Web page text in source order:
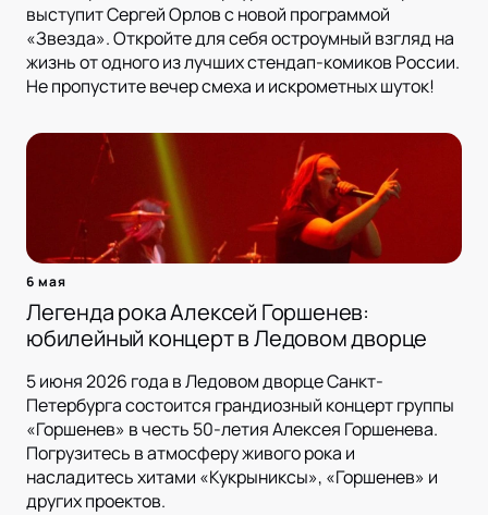
выступит Сергей Орлов с новой программой
«Звезда». Откройте для себя остроумный взгляд на
жизнь от одного из лучших стендап-комиков России.
Не пропустите вечер смеха и искрометных шуток!
6 мая
Легенда рока Алексей Горшенев:
юбилейный концерт в Ледовом дворце
5 июня 2026 года в Ледовом дворце Санкт-
Петербурга состоится грандиозный концерт группы
«Горшенев» в честь 50-летия Алексея Горшенева.
Погрузитесь в атмосферу живого рока и
насладитесь хитами «Кукрыниксы», «Горшенев» и
других проектов.